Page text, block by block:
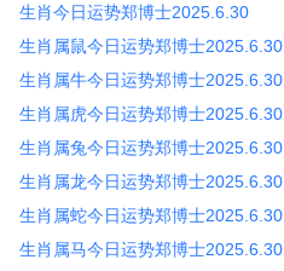
生肖今日运势郑博士2025.6.30
生肖属鼠今日运势郑博士2025.6.30
生肖属牛今日运势郑博士2025.6.30
生肖属虎今日运势郑博士2025.6.30
生肖属兔今日运势郑博士2025.6.30
生肖属龙今日运势郑博士2025.6.30
生肖属蛇今日运势郑博士2025.6.30
生肖属马今日运势郑博士2025.6.30